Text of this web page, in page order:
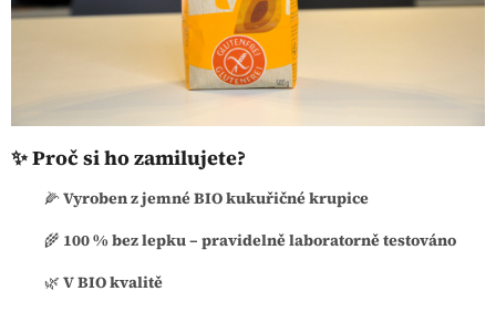
✨ Proč si ho zamilujete?
🌽 Vyroben z jemné BIO kukuřičné krupice
🌾 100 % bez lepku – pravidelně laboratorně testováno
🌿 V BIO kvalitě